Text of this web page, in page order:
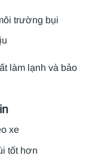
trường bụi
làm lạnh và bảo
xe
tốt hơn